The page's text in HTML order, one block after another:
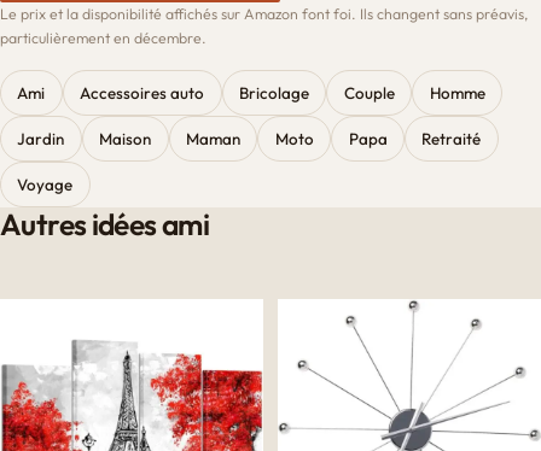
Le prix et la disponibilité affichés sur Amazon font foi. Ils changent sans préavis,
particulièrement en décembre.
Ami Accessoires auto Bricolage Couple Homme
Jardin Maison Maman Moto Papa Retraité
Voyage
Autres idées ami